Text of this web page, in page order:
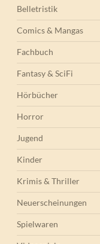
Belletristik
Comics & Mangas
Fachbuch
Fantasy & SciFi
Hörbücher
Horror
Jugend
Kinder
Krimis & Thriller
Neuerscheinungen
Spielwaren